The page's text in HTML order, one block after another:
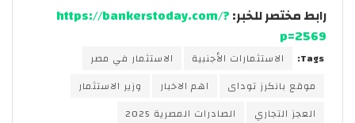
رابط مختصر للخبر:https://bankerstoday.com/?
p=2569
Tags: الاستثمارات الأجنبية
الاستثمار في مصر
موقع بانكرز توداى
اهم الاخبار
وزير الاستثمار
العجز التجاري
الصادرات المصرية 2025